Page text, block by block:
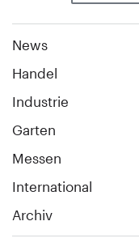
News
Handel
Industrie
Garten
Messen
International
Archiv